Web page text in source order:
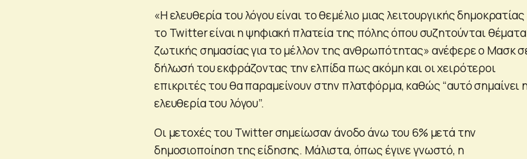
«Η ελευθερία του λόγου είναι το θεμέλιο μιας λειτουργικής δημοκρατίας
το Twitter είναι η ψηφιακή πλατεία της πόλης όπου συζητούνται θέματα
ζωτικής σημασίας για το μέλλον της ανθρωπότητας» ανέφερε ο Μασκ
δήλωσή του εκφράζοντας την ελπίδα πως ακόμη και οι χειρότεροι
επικριτές του θα παραμείνουν στην πλατφόρμα, καθώς “αυτό σημαίνει
ελευθερία του λόγου”.
Οι μετοχές του Twitter σημείωσαν άνοδο άνω του 6% μετά την
δημοσιοποίηση της είδησης. Μάλιστα, όπως έγινε γνωστό, η